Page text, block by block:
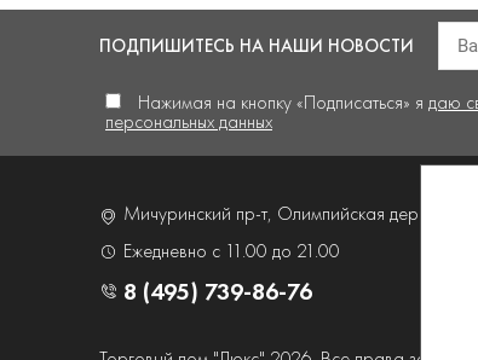
ПОДПИШИТЕСЬ НА НАШИ НОВОСТИ
Нажимая на кнопку «Подписаться» я даю
персональных данных
Мичуринский пр-т, Олимпийская деревня,
Ежедневно с 11.00 до 21.00
8 (495) 739-86-76